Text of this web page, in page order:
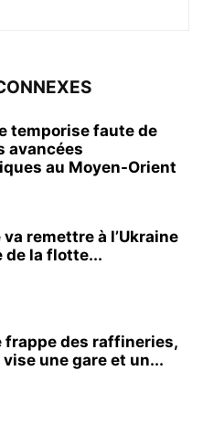
temporise faute de
avancées
au Moyen-Orient
va remettre à l’Ukraine
de la flotte...
frappe des raffineries,
vise une gare et un...